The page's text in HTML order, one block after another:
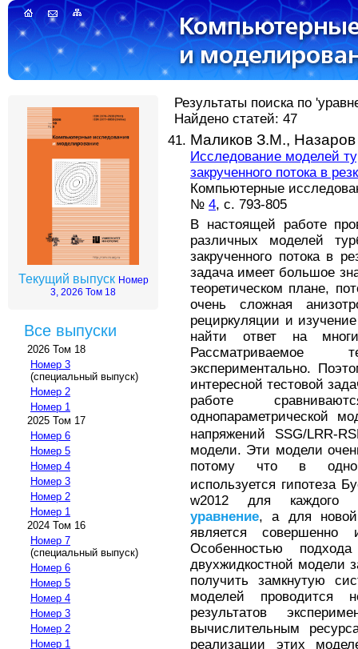
Текущий выпуск Номер
3, 2026 Том 18
Все выпуски
2026 Том 18
Номер 3
(специальный выпуск)
Номер 2
Номер 1
2025 Том 17
Номер 6
Номер 5
Номер 4
Номер 3
Номер 2
Номер 1
2024 Том 16
Номер 7
(специальный выпуск)
Номер 6
Номер 5
Номер 4
Номер 3
Номер 2
Номер 1
Результаты поиска по
Найдено статей: 47
Маликов З.М.,
Исследование моделей
закрученного потока в
Компьютерные
№ 4, с. 793-805
В настоящей работе
различных моделей
закрученного потока в
задача имеет большое
теоретическом плане,
очень сложная
рециркуляции и
найти ответ на
экспериментально.
интересной тестовой
работе
однопараметрической
напряжений SSG/LRR-
модели. Эти модели
потому что в
используется гипотеза
w2012 для каждого
уравнение, а для новой
является совершенно
Особенностью
двухжидкостной модели
получить замкнутую
моделей проводится
результатов
вычислительным
реализации этих